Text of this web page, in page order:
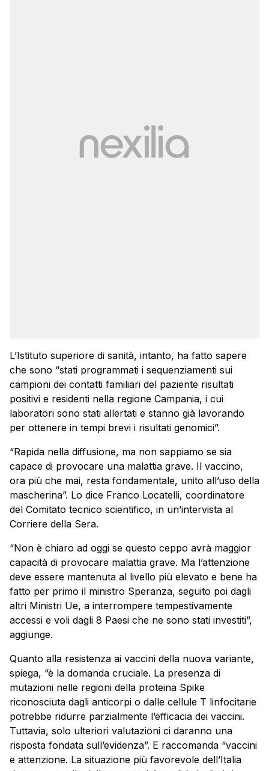
L’Istituto superiore di sanità, intanto, ha fatto sapere
che sono “stati programmati i sequenziamenti sui
campioni dei contatti familiari del paziente risultati
positivi e residenti nella regione Campania, i cui
laboratori sono stati allertati e stanno già lavorando
per ottenere in tempi brevi i risultati genomici”.
“Rapida nella diffusione, ma non sappiamo se sia
capace di provocare una malattia grave. Il vaccino,
ora più che mai, resta fondamentale, unito all’uso della
mascherina”. Lo dice Franco Locatelli, coordinatore
del Comitato tecnico scientifico, in un’intervista al
Corriere della Sera.
“Non è chiaro ad oggi se questo ceppo avrà maggior
capacità di provocare malattia grave. Ma l’attenzione
deve essere mantenuta al livello più elevato e bene ha
fatto per primo il ministro Speranza, seguito poi dagli
altri Ministri Ue, a interrompere tempestivamente
accessi e voli dagli 8 Paesi che ne sono stati investiti”,
aggiunge.
Quanto alla resistenza ai vaccini della nuova variante,
spiega, “è la domanda cruciale. La presenza di
mutazioni nelle regioni della proteina Spike
riconosciuta dagli anticorpi o dalle cellule T linfocitarie
potrebbe ridurre parzialmente l’efficacia dei vaccini.
Tuttavia, solo ulteriori valutazioni ci daranno una
risposta fondata sull’evidenza”. E raccomanda “vaccini
e attenzione. La situazione più favorevole dell’Italia